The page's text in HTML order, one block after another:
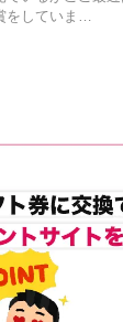
をしていま…